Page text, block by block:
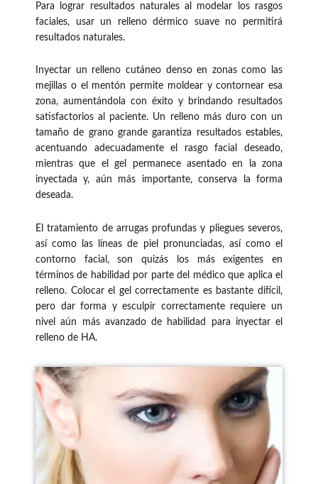
Para lograr resultados naturales al modelar los rasgos
faciales, usar un relleno dérmico suave no permitirá
resultados naturales.
Inyectar un relleno cutáneo denso en zonas como las
mejillas o el mentón permite moldear y contornear esa
zona, aumentándola con éxito y brindando resultados
satisfactorios al paciente. Un relleno más duro con un
tamaño de grano grande garantiza resultados estables,
acentuando adecuadamente el rasgo facial deseado,
mientras que el gel permanece asentado en la zona
inyectada y, aún más importante, conserva la forma
deseada.
El tratamiento de arrugas profundas y pliegues severos,
así como las líneas de piel pronunciadas, así como el
contorno facial, son quizás los más exigentes en
términos de habilidad por parte del médico que aplica el
relleno. Colocar el gel correctamente es bastante difícil,
pero dar forma y esculpir correctamente requiere un
nivel aún más avanzado de habilidad para inyectar el
relleno de HA.